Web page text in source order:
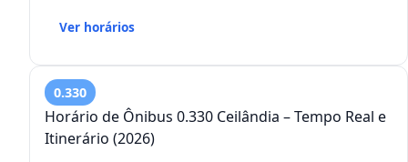
Ver horários
0.330
Horário de Ônibus 0.330 Ceilândia – Tempo Real e
Itinerário (2026)